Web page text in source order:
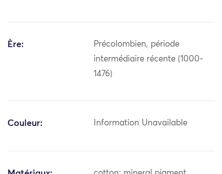
Ère:
Précolombien, période
intermédiaire récente (1000-
1476)
Couleur: Information Unavailable